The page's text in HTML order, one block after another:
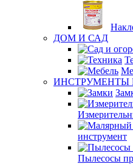
ДОМ И САД
ИНСТРУМЕНТЫ
инструмент
Пылесосы